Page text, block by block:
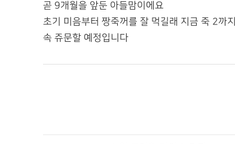
곧 9개월을 앞둔 아들맘이에요
초기 미음부터 짱죽꺼를 잘 먹길래 지금 죽 2까
속 쥬문할 예정입니다